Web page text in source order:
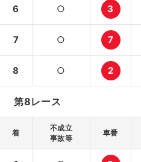
6 ○ 3
7 ○ 7
8 ○ 2
第8レース
着
不成立
事故等
車番